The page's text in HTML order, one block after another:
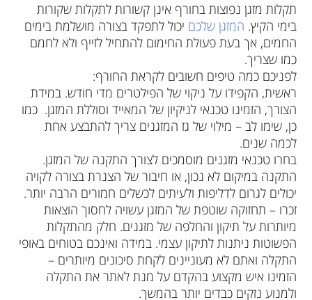
תקלות מזגן נפוצות בחורף אינן קשורות לתקלות שקורות
בימי הקיץ. המזגן שלכם יכול לתפקד בצורה מושלמת בימים
החמים, אך בעת פעולת החימום להתחיל לזייף ולא לחמם
כמו שצריך.
לפניכם כמה טיפים חשובים לקראת החורף:
ראשית, הקפידו על ניקוי של הפילטרים מדי חודש. במידת
הצורך, הזמינו טכנאי לניקיון של המאייד וסוללת המזגן. כמו
כן, שימו לב – מילוי של גז המזגנים צריך להתבצע אחת
לכמה שנים.
בחרו טכנאי מזגנים מוסמכים לצורך התקנה של המזגן.
התקנה במיקום לא נכון, או חיבור של הצנרת בצורה לקויה
יכולים לגרום לדליפות ולעיתים לכשלים חמורים הרבה יותר.
זכרו – תחזוקה שוטפת של המזגן עשויה לחסוך הוצאות
מיותרות על תיקון והחלפה של מזגנים. חלק מהתקלות
הפשוטות ניתנות לתיקון עצמי. במידה ואינכם בטוחים באופי
התקלה ואתם לא מעוניינים לקחת סיכונים מיותרים –
הזמינו איש מקצוע בהקדם על מנת לאתר את התקלה
ולמנוע נזקים כבדים יותר בהמשך.